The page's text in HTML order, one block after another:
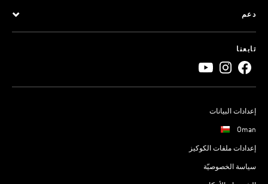
دعم
تابعنا
إعدادات البيانات
Oman
إعدادات ملفات الكوكيز
سياسة الخصوصيّة